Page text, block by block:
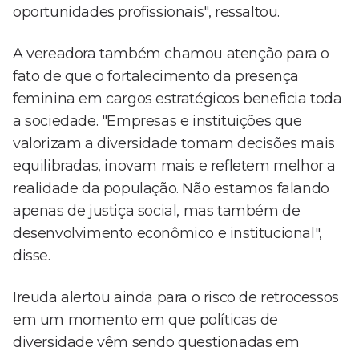
oportunidades profissionais", ressaltou.
A vereadora também chamou atenção para o
fato de que o fortalecimento da presença
feminina em cargos estratégicos beneficia toda
a sociedade. "Empresas e instituições que
valorizam a diversidade tomam decisões mais
equilibradas, inovam mais e refletem melhor a
realidade da população. Não estamos falando
apenas de justiça social, mas também de
desenvolvimento econômico e institucional",
disse.
Ireuda alertou ainda para o risco de retrocessos
em um momento em que políticas de
diversidade vêm sendo questionadas em